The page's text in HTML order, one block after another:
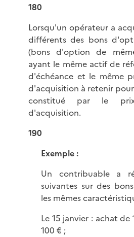
180
Lorsqu'un opérateur a
différents des bons
(bons d'option de
ayant le même actif de
d'échéance et le même
d'acquisition à retenir
constitué par le
d'acquisition.
190
Exemple :
Un contribuable a
suivantes sur des
les mêmes
Le 15 janvier : achat
100 € ;